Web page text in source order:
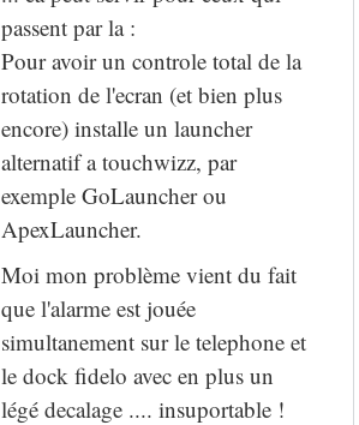
passent par la :
Pour avoir un controle total de la
rotation de l'ecran (et bien plus
encore) installe un launcher
alternatif a touchwizz, par
exemple GoLauncher ou
ApexLauncher.
Moi mon problème vient du fait
que l'alarme est jouée
simultanement sur le telephone et
le dock fidelo avec en plus un
légé decalage .... insuportable !